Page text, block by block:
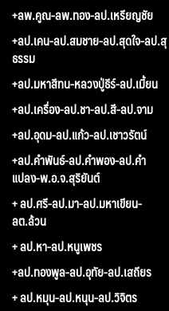
+ลพ.คูณ-ลพ.ทอง-ลป.เหรียญชัย
+ลป.เคน-ลป.สมชาย-ลป.สุดใจ-ลป.สุ
ธรรม
+ลป.มหาสีทน-หลวงปู่ธีร์-ลป.เมี้ยน
+ลป.เครื่อง-ลป.ชา-ลป.สี-ลป.จาม
+ลป.อุดม-ลป.แก้ว-ลป.เชาวรัตน์
+ลป.คำพันธ์-ลป.คำพอง-ลป.คำ
แปลง-พ.อ.จ.สุริยันต์
+ ลป.ศรี-ลป.มา-ลป.มหาเขียน-
ลต.ล้วน
+ ลป.หา-ลป.หนูเพชร
+ลป.ทองพูล-ลป.อุทัย-ลป.เสถียร
+ ลป.หมุน-ลป.หนุน-ลป.วิจิตร